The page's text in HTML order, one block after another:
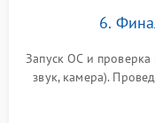
6.
Запуск ОС и проверка
звук, камера).
для контроля